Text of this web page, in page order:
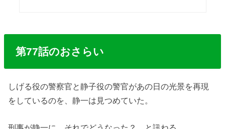
第77話のおさらい
しげる役の警察官と静子役の警官があの日の光景を再現
をしているのを、静一は見つめていた。